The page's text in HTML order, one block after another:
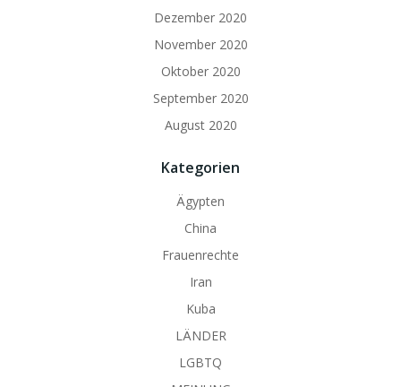
Dezember 2020
November 2020
Oktober 2020
September 2020
August 2020
Kategorien
Ägypten
China
Frauenrechte
Iran
Kuba
LÄNDER
LGBTQ